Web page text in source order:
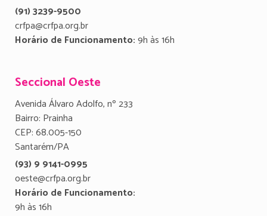
(91) 3239-9500
crfpa@crfpa.org.br
Horário de Funcionamento:9h às 16h
Seccional Oeste
Avenida Álvaro Adolfo, nº 233
Bairro: Prainha
CEP: 68.005-150
Santarém/PA
(93) 9 9141-0995
oeste@crfpa.org.br
Horário de Funcionamento:
9h às 16h